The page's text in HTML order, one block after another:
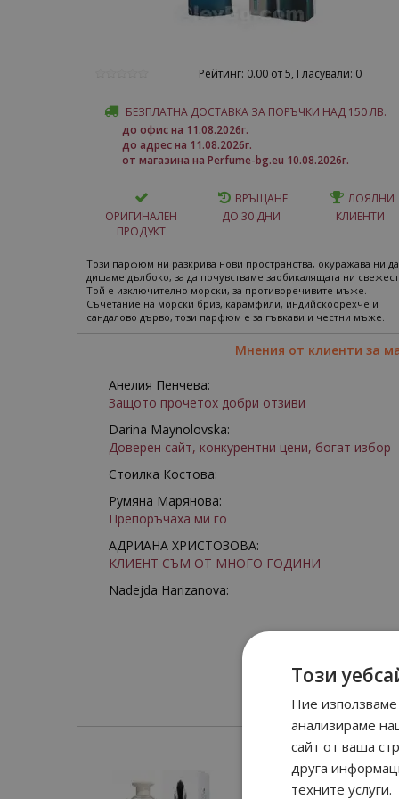
Рейтинг: 0.00 от 5, Гласували: 0
БЕЗПЛАТНА ДОСТАВКА ЗА ПОРЪЧКИ НАД 150 ЛВ.
до офис на 11.08.2026г.
до адрес на 11.08.2026г.
от магазина на Perfume-bg.eu 10.08.2026г.
ОРИГИНАЛЕН
ПРОДУКТ
ВРЪЩАНЕ
ДО 30 ДНИ
ЛОЯЛНИ
КЛИЕНТИ
Този парфюм ни разкрива нови пространства, окуражава ни да
дишаме дълбоко, за да почувстваме заобикалящата ни
Той е изключително морски, за противоречивите мъже.
Съчетание на морски бриз, карамфили, индийскоорехче и
сандалово дърво, този парфюм е за гъвкави и честни мъже.
Мнения от клиенти за
Анелия Пенчева:
Защото прочетох добри отзиви
Darina Maynolovska:
Доверен сайт, конкурентни цени, богат избор
Стоилка Костова:
Румяна Марянова:
Препоръчаха ми го
АДРИАНА ХРИСТОЗОВА:
КЛИЕНТ СЪМ ОТ МНОГО ГОДИНИ
Nadejda Harizanova:
Този
Ние
анализираме
сайт от ваша
друга
техните услуги.